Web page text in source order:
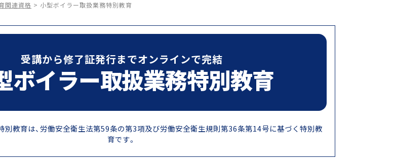
関連資格 > 小型ボイラー取扱業務特別教育
受講から修了証発行までオンラインで完結
ボイラー取扱業務特別教育
別教育は、労働安全衛生法第59条の第3項及び労働安全衛生規則第36条第14号に基づく特別教
育です。